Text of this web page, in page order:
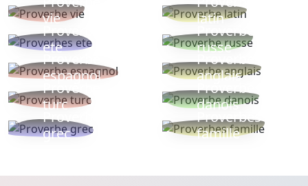
vie
latin
Proverbes
ete
Proverbe
russe
Proverbe
espagnol
Proverbe
anglais
Proverbe
turc
Proverbe
danois
Proverbe
grec
Proverbes
famille